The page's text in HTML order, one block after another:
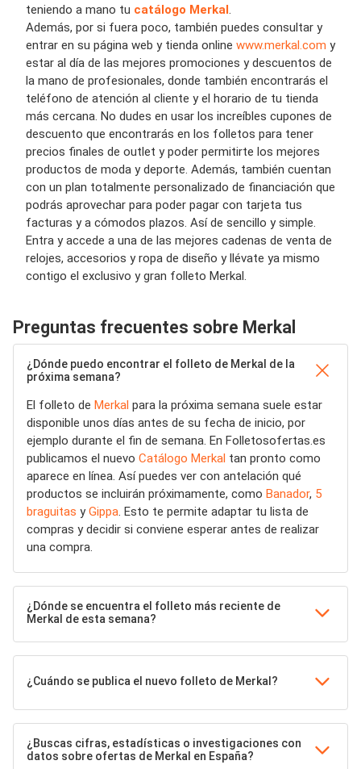
teniendo a mano tu catálogo Merkal.
Además, por si fuera poco, también puedes consultar y
entrar en su página web y tienda online www.merkal.com y
estar al día de las mejores promociones y descuentos de
la mano de profesionales, donde también encontrarás el
teléfono de atención al cliente y el horario de tu tienda
más cercana. No dudes en usar los increíbles cupones de
descuento que encontrarás en los folletos para tener
precios finales de outlet y poder permitirte los mejores
productos de moda y deporte. Además, también cuentan
con un plan totalmente personalizado de financiación que
podrás aprovechar para poder pagar con tarjeta tus
facturas y a cómodos plazos. Así de sencillo y simple.
Entra y accede a una de las mejores cadenas de venta de
relojes, accesorios y ropa de diseño y llévate ya mismo
contigo el exclusivo y gran folleto Merkal.
Preguntas frecuentes sobre Merkal
¿Dónde puedo encontrar el folleto de Merkal de la
próxima semana?
El folleto de Merkal para la próxima semana suele estar
disponible unos días antes de su fecha de inicio, por
ejemplo durante el fin de semana. En Folletosofertas.es
publicamos el nuevo Catálogo Merkal tan pronto como
aparece en línea. Así puedes ver con antelación qué
productos se incluirán próximamente, como Banador, 5
braguitas yGippa. Esto te permite adaptar tu lista de
compras y decidir si conviene esperar antes de realizar
una compra.
¿Dónde se encuentra el folleto más reciente de
Merkal de esta semana?
¿Cuándo se publica el nuevo folleto de Merkal?
¿Buscas cifras, estadísticas o investigaciones con
datos sobre ofertas de Merkal en España?